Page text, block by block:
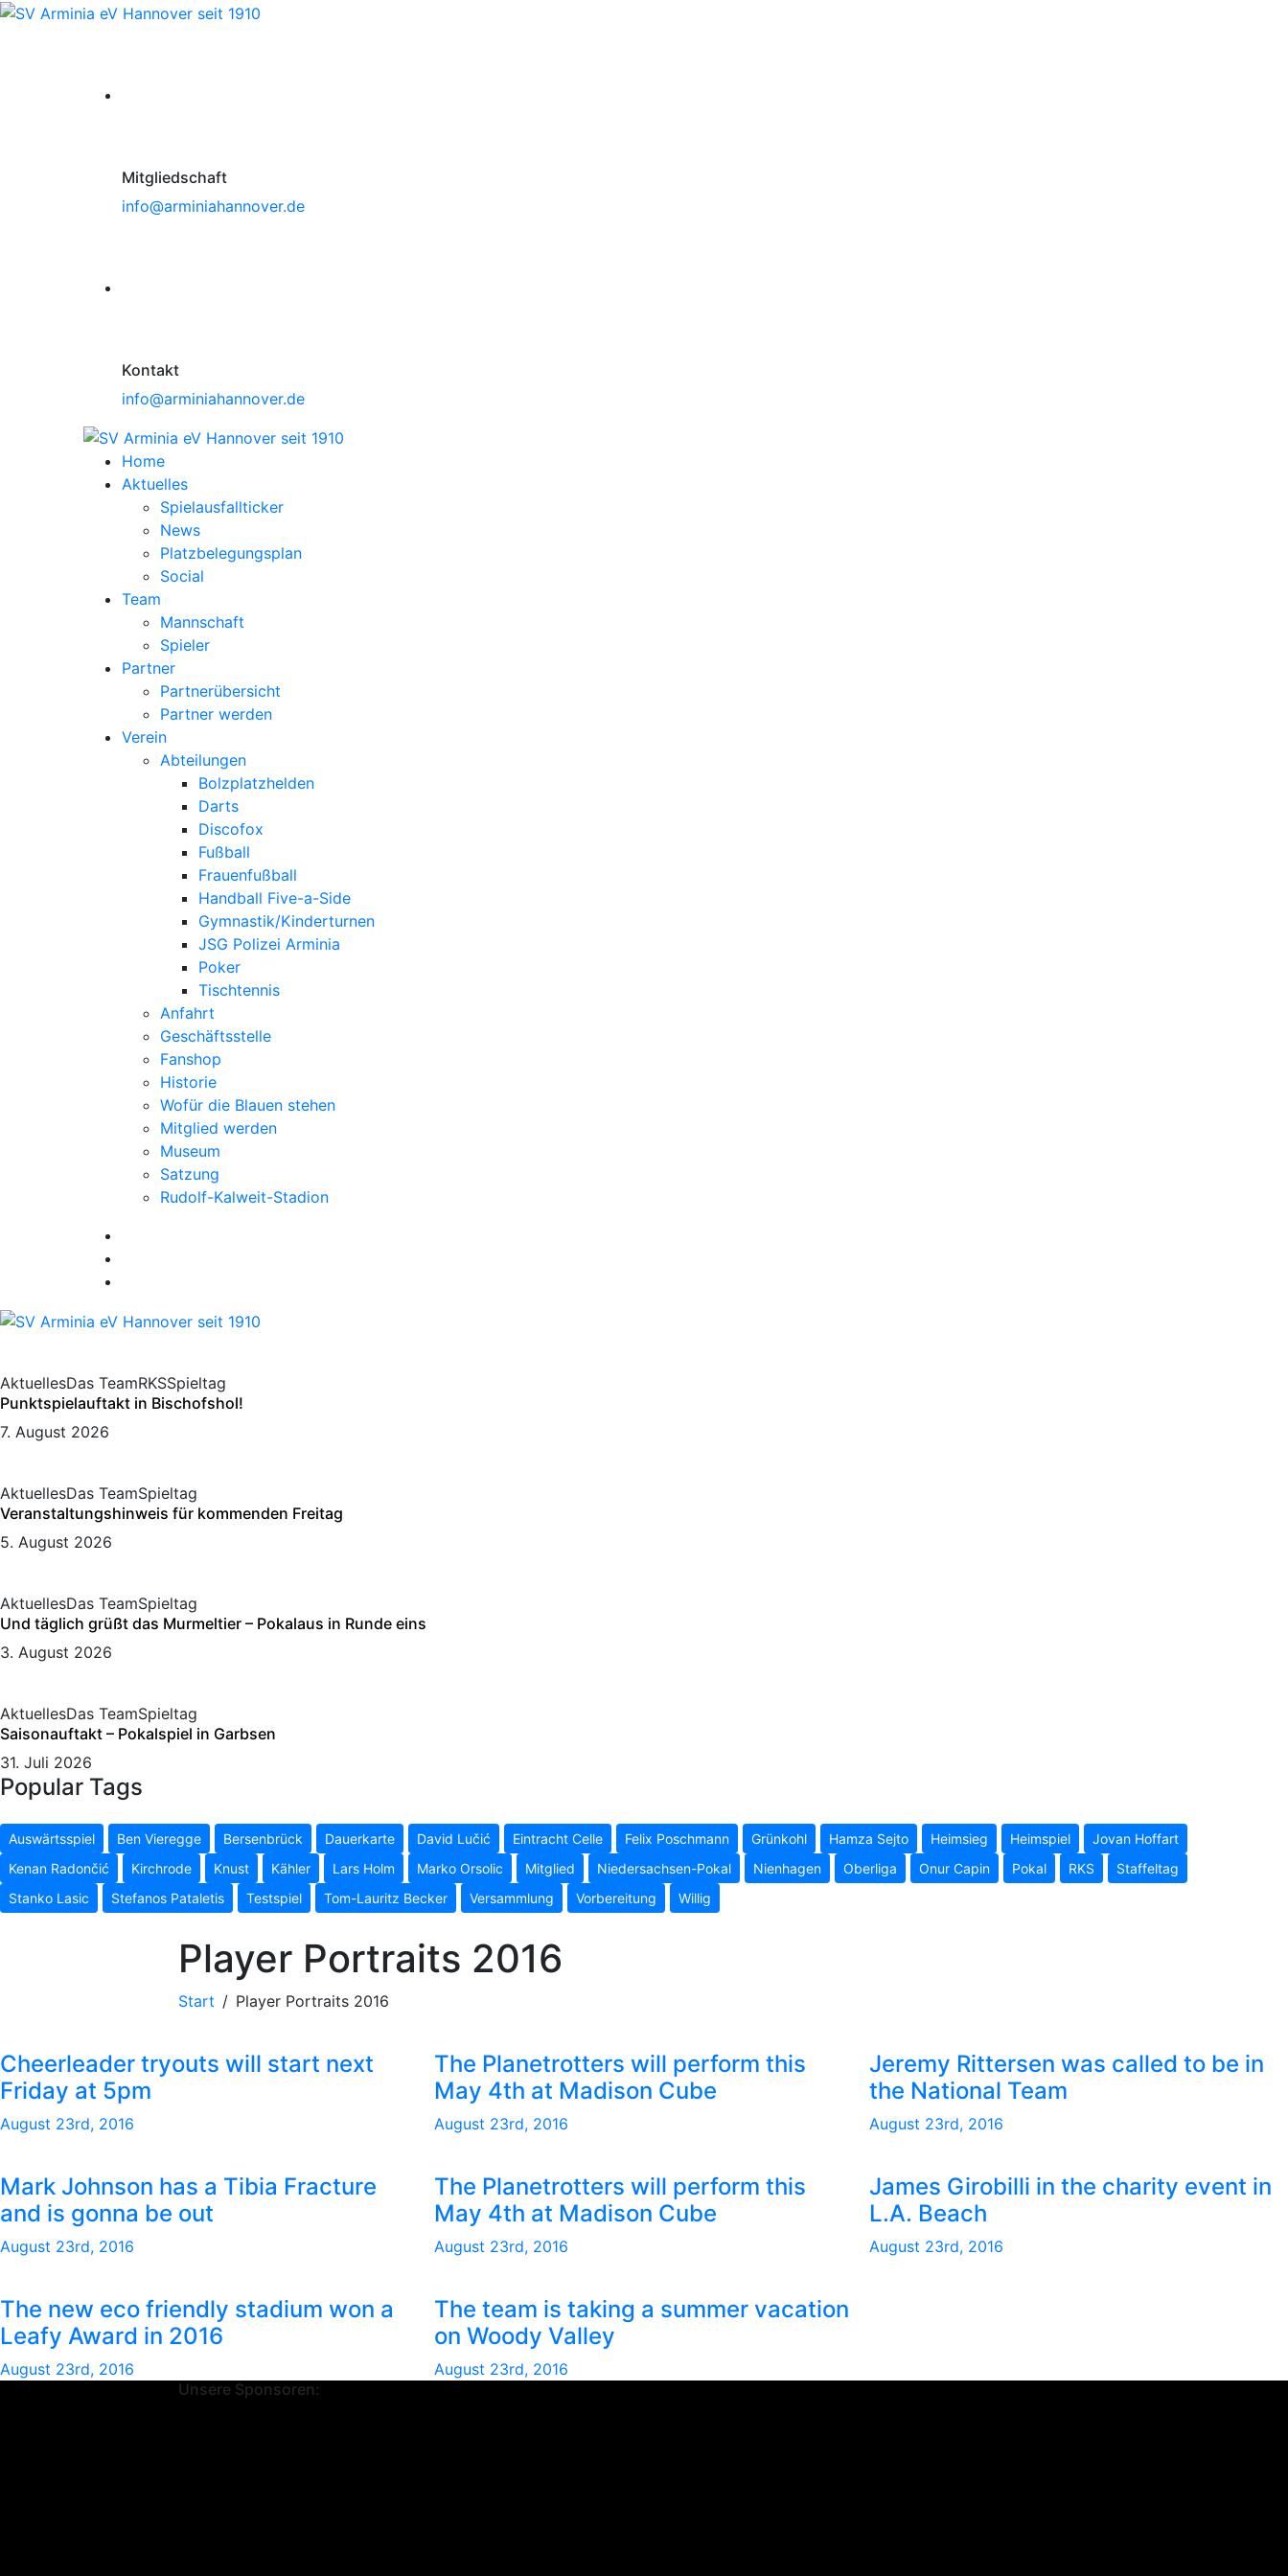
Mitgliedschaft
info@arminiahannover.de
Kontakt
info@arminiahannover.de
Home
Aktuelles
Spielausfallticker
News
Platzbelegungsplan
Social
Team
Mannschaft
Spieler
Partner
Partnerübersicht
Partner werden
Verein
Abteilungen
Bolzplatzhelden
Darts
Discofox
Fußball
Frauenfußball
Handball Five-a-Side
Gymnastik/Kinderturnen
JSG Polizei Arminia
Poker
Tischtennis
Anfahrt
Geschäftsstelle
Fanshop
Historie
Wofür die Blauen stehen
Mitglied werden
Museum
Satzung
Rudolf-Kalweit-Stadion
AktuellesDas TeamRKSSpieltag
Punktspielauftakt in Bischofshol!
7. August 2026
AktuellesDas TeamSpieltag
Veranstaltungshinweis für kommenden Freitag
5. August 2026
AktuellesDas TeamSpieltag
Und täglich grüßt das Murmeltier – Pokalaus in Runde eins
3. August 2026
AktuellesDas TeamSpieltag
Saisonauftakt – Pokalspiel in Garbsen
31. Juli 2026
Popular Tags
Auswärtsspiel Ben Vieregge Bersenbrück Dauerkarte David Lučić Eintracht Celle Felix Poschmann Grünkohl Hamza Sejto Heimsieg Heimspiel
Jovan Hoffart
Kenan Radončić
Kirchrode Knust Kähler Lars Holm Marko Orsolic Mitglied Niedersachsen-Pokal Nienhagen Oberliga Onur Capin Pokal RKS
Staffeltag
Stanko Lasic
Stefanos Pataletis Testspiel Tom-Lauritz Becker Versammlung Vorbereitung Willig
Player Portraits 2016
Start Player Portraits 2016
Cheerleader tryouts will start next
Friday at 5pm
August 23rd, 2016
The Planetrotters will perform this
May 4th at Madison Cube
August 23rd, 2016
Jeremy Rittersen was called to be in
the National Team
August 23rd, 2016
Mark Johnson has a Tibia Fracture
and is gonna be out
August 23rd, 2016
The Planetrotters will perform this
May 4th at Madison Cube
August 23rd, 2016
James Girobilli in the charity event in
L.A. Beach
August 23rd, 2016
The new eco friendly stadium won a
Leafy Award in 2016
August 23rd, 2016
The team is taking a summer vacation
on Woody Valley
August 23rd, 2016
Unsere Sponsoren: